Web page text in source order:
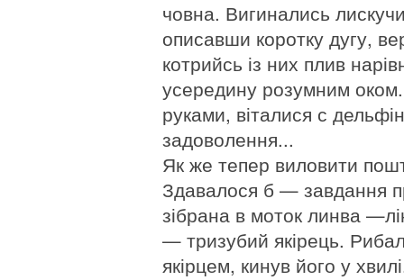
човна. Вигинались
описавши коротку дугу,
котрийсь із них плив
усередину розумним
руками, віталися с
задоволення...
Як же тепер виловити
Здавалося б — завдання
зібрана в моток линва
— тризубий якірець.
якірцем, кинув його у